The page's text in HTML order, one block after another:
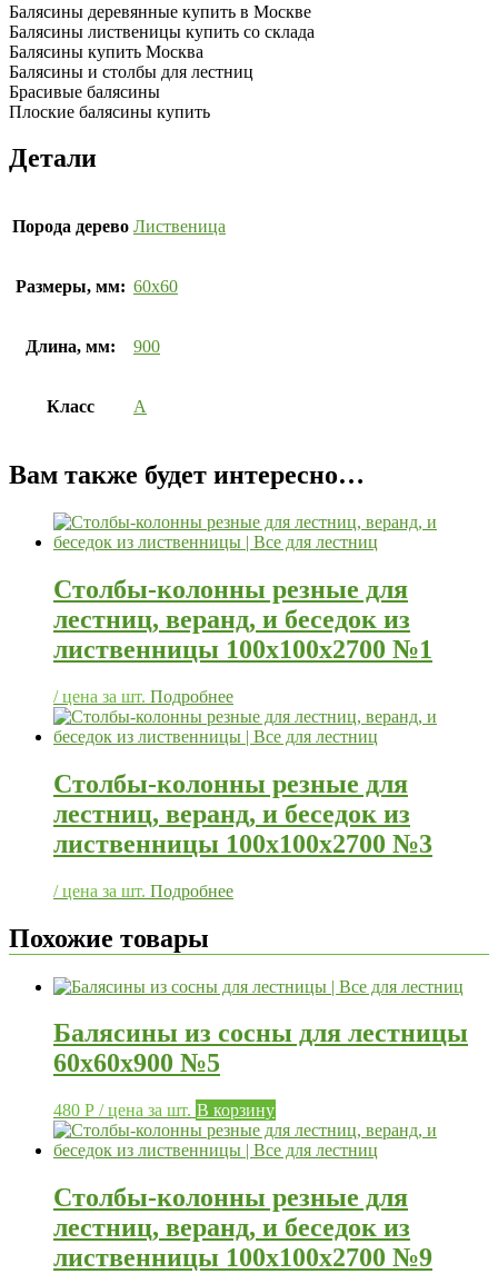
Балясины деревянные купить в Москве
Балясины лиственицы купить со склада
Балясины купить Москва
Балясины и столбы для лестниц
Брасивые балясины
Плоские балясины купить
Детали
Порода дерево Лиственица
Размеры, мм: 60х60
Длина, мм: 900
Класс А
Вам также будет интересно…
Столбы-колонны резные для
лестниц, веранд, и беседок из
лиственницы 100х100х2700 №1
/ цена за шт. Подробнее
Столбы-колонны резные для
лестниц, веранд, и беседок из
лиственницы 100х100х2700 №3
/ цена за шт. Подробнее
Похожие товары
Балясины из сосны для лестницы
60х60х900 №5
480 Р / цена за шт. В корзину
Столбы-колонны резные для
лестниц, веранд, и беседок из
лиственницы 100х100х2700 №9